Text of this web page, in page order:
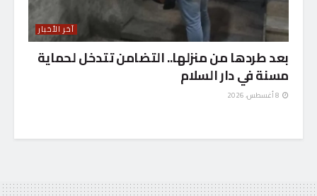
آخر الأخبار
بعد طردها من منزلها.. التضامن تتدخل لحماية
مسنة في دار السلام